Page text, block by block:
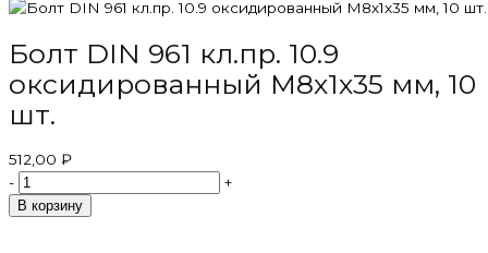
Болт DIN 961 кл.пр. 10.9
оксидированный М8х1х35 мм, 10
шт.
512,00 ₽
-
+
В корзину